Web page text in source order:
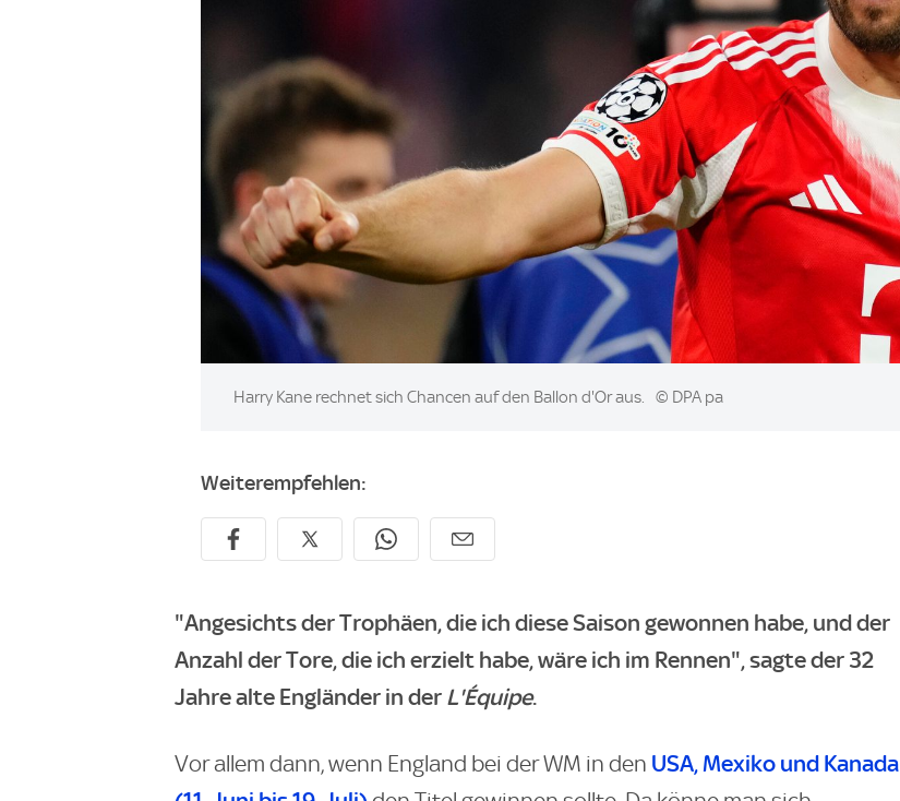
Image:
Harry Kane rechnet sich Chancen auf den Ballon d'Or aus. © DPA pa
Weiterempfehlen:
"Angesichts der Trophäen, die ich diese Saison gewonnen habe, und der
Anzahl der Tore, die ich erzielt habe, wäre ich im Rennen", sagte der 32
Jahre alte Engländer in der L'Équipe.
Vor allem dann, wenn England bei der WM in den USA, Mexiko und Kanada